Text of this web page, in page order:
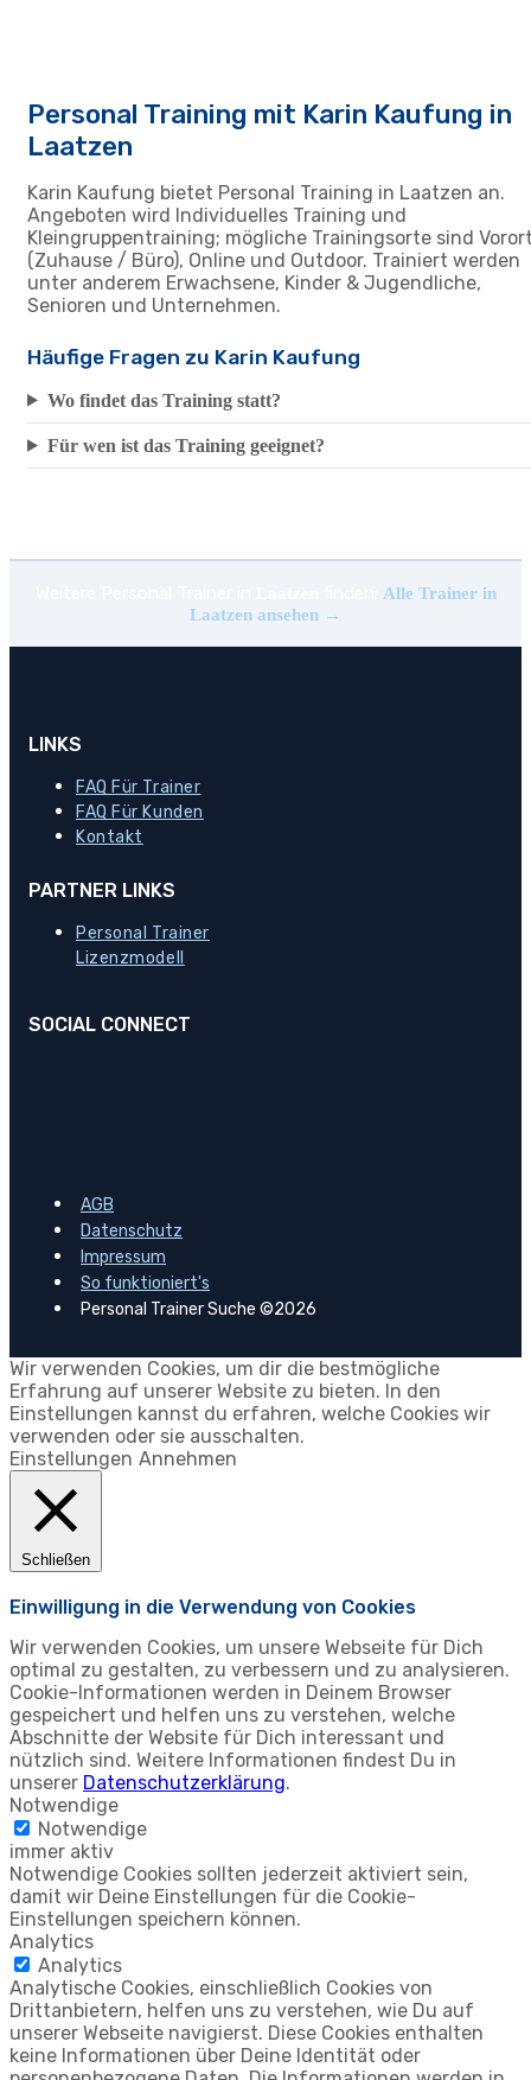
Personal Training mit Karin Kaufung in
Laatzen
Karin Kaufung bietet Personal Training in Laatzen an.
Angeboten wird Individuelles Training und
Kleingruppentraining; mögliche Trainingsorte sind
(Zuhause / Büro), Online und Outdoor. Trainiert werden
unter anderem Erwachsene, Kinder & Jugendliche,
Senioren und Unternehmen.
Häufige Fragen zu Karin Kaufung
Wo findet das Training statt?
Für wen ist das Training geeignet?
Alle Trainer in
Laatzen ansehen →
LINKS
FAQ Für Trainer
FAQ Für Kunden
Kontakt
PARTNER LINKS
Personal Trainer
Lizenzmodell
SOCIAL CONNECT
AGB
Datenschutz
Impressum
So funktioniert's
Personal Trainer Suche ©2026
Wir verwenden Cookies, um dir die bestmögliche
Erfahrung auf unserer Website zu bieten. In den
Einstellungen kannst du erfahren, welche Cookies wir
verwenden oder sie ausschalten.
Einstellungen Annehmen
Schließen
Einwilligung in die Verwendung von Cookies
Wir verwenden Cookies, um unsere Webseite für Dich
optimal zu gestalten, zu verbessern und zu analysieren.
Cookie-Informationen werden in Deinem Browser
gespeichert und helfen uns zu verstehen, welche
Abschnitte der Website für Dich interessant und
nützlich sind. Weitere Informationen findest Du in
unserer Datenschutzerklärung.
Notwendige
Notwendige
immer aktiv
Notwendige Cookies sollten jederzeit aktiviert sein,
damit wir Deine Einstellungen für die Cookie-
Einstellungen speichern können.
Analytics
Analytics
Analytische Cookies, einschließlich Cookies von
Drittanbietern, helfen uns zu verstehen, wie Du auf
unserer Webseite navigierst. Diese Cookies enthalten
keine Informationen über Deine Identität oder